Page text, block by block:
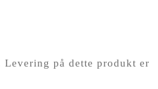
Levering på dette produkt er